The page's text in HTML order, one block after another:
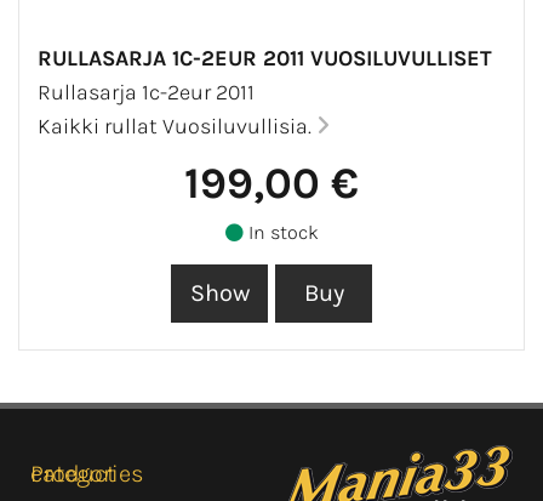
RULLASARJA 1C-2EUR 2011 VUOSILUVULLISET
Rullasarja 1c-2eur 2011
Kaikki rullat Vuosiluvullisia.
199,00 €
In stock
Product categories